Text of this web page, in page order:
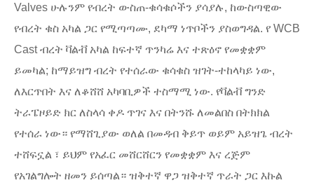
Valves ሁሉንም የብረት ውስጠ-ቁሳቁሶችን ያሳያሉ, ከውስጣዊው
የብረት ቁስ አካል ጋር የሚጣጣሙ, ደካማ ነጥቦችን ያስወግዳል. የ WCB
Cast ብረት ቫልቭ አካል ከፍተኛ ጥንካሬ እና ተጽዕኖ የመቋቋም
ይመካል; ከማይዝግ ብረት የተሰራው ቁሳቁስ ዝገት-ተከላካይ ነው,
ለእርጥበት እና ለቆሸሸ አካባቢዎች ተስማሚ ነው. የቫልቭ ግንድ
ትራፔዞይድ ክር ለስላሳ ቀዶ ጥገና እና በትንሹ ለመልበስ በትክክል
የተሰራ ነው። የማሸጊያው ወለል በመዳብ ቅይጥ ወይም አይዝጌ ብረት
ተሸፍኗል ፣ ይህም የአፈር መሸርሸርን የመቋቋም እና ረጅም
የአገልግሎት ዘመን ይሰጣል። ዝቅተኛ ዋጋ ዝቅተኛ ጥራት ጋር እኩል